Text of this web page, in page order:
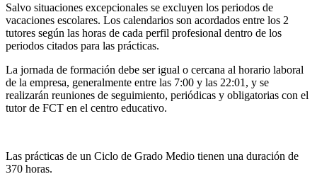
Salvo situaciones excepcionales se excluyen los periodos de
vacaciones escolares. Los calendarios son acordados entre los 2
tutores según las horas de cada perfil profesional dentro de los
periodos citados para las prácticas.
La jornada de formación debe ser igual o cercana al horario laboral
de la empresa, generalmente entre las 7:00 y las 22:01, y se
realizarán reuniones de seguimiento, periódicas y obligatorias con el
tutor de FCT en el centro educativo.
Las prácticas de un Ciclo de Grado Medio tienen una duración de
370 horas.